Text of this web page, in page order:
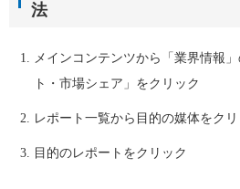
法
メインコンテンツから「業界情報
ト・市場シェア」をクリック
レポート一覧から目的の媒体をクリ
目的のレポートをクリック